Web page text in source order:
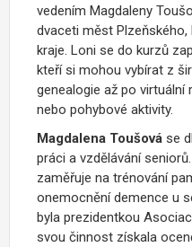
vedením Magdaleny
dvaceti měst
kraje. Loni se do kurzů
kteří si mohou vybírat z
genealogie až po
nebo pohybové aktivity.
Magdalena Toušová se
práci a vzdělávání
zaměřuje na trénování
onemocnění demence u
byla prezidentkou
svou činnost získala